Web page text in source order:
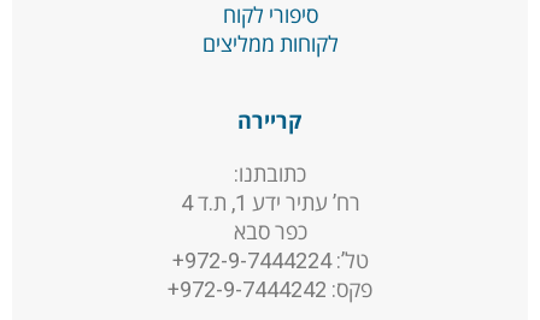
סיפורי לקוח
לקוחות ממליצים
קריירה
כתובתנו:
רח’ עתיר ידע 1, ת.ד 4
כפר סבא
טל’: 972-9-7444224+
פקס: 972-9-7444242+